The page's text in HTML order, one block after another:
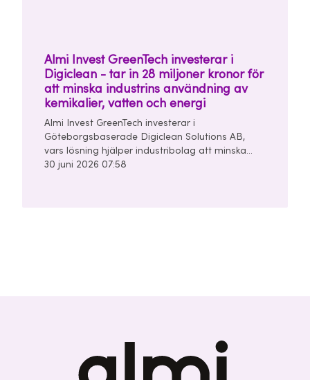
Almi Invest GreenTech investerar i
Digiclean - tar in 28 miljoner kronor för
att minska industrins användning av
kemikalier, vatten och energi
Almi Invest GreenTech investerar i
Göteborgsbaserade Digiclean Solutions AB,
vars lösning hjälper industribolag att minska
användningen av kemikalier, vatten och energi i
30 juni 2026 07:58